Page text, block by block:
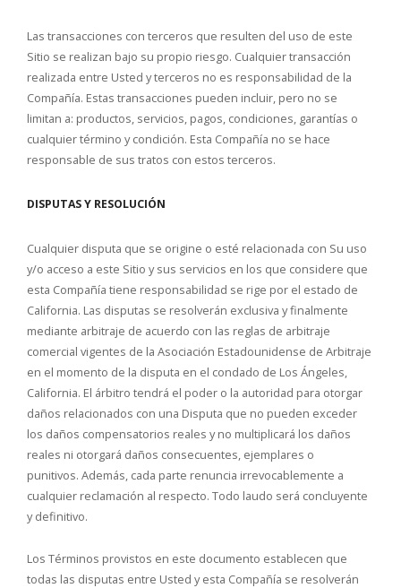
Las transacciones con terceros que resulten del uso de este
Sitio se realizan bajo su propio riesgo. Cualquier transacción
realizada entre Usted y terceros no es responsabilidad de la
Compañía. Estas transacciones pueden incluir, pero no se
limitan a: productos, servicios, pagos, condiciones, garantías o
cualquier término y condición. Esta Compañía no se hace
responsable de sus tratos con estos terceros.
DISPUTAS Y RESOLUCIÓN
Cualquier disputa que se origine o esté relacionada con Su uso
y/o acceso a este Sitio y sus servicios en los que considere que
esta Compañía tiene responsabilidad se rige por el estado de
California. Las disputas se resolverán exclusiva y finalmente
mediante arbitraje de acuerdo con las reglas de arbitraje
comercial vigentes de la Asociación Estadounidense de Arbitraje
en el momento de la disputa en el condado de Los Ángeles,
California. El árbitro tendrá el poder o la autoridad para otorgar
daños relacionados con una Disputa que no pueden exceder
los daños compensatorios reales y no multiplicará los daños
reales ni otorgará daños consecuentes, ejemplares o
punitivos. Además, cada parte renuncia irrevocablemente a
cualquier reclamación al respecto. Todo laudo será concluyente
y definitivo.
Los Términos provistos en este documento establecen que
todas las disputas entre Usted y esta Compañía se resolverán